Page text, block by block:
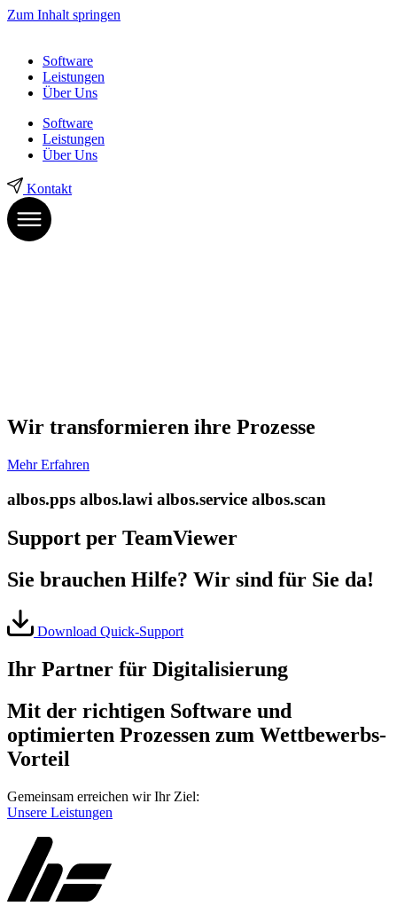
Zum Inhalt springen
Software
Leistungen
Über Uns
Software
Leistungen
Über Uns
Kontakt
Wir transformieren ihre Prozesse
Mehr Erfahren
albos.pps albos.lawi albos.service albos.scan
Support per TeamViewer
Sie brauchen Hilfe? Wir sind für Sie da!
Download Quick-Support
Ihr Partner für Digitalisierung
Mit der richtigen Software und
optimierten Prozessen zum Wettbewerbs-
Vorteil
Gemeinsam erreichen wir Ihr Ziel:
Unsere Leistungen